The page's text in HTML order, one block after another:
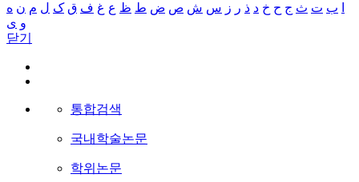
ب ت ث ج ح خ د ذ ر ز س ش ص ض ط ظ ع غ ف ق ک ل م ن ه
و ی
닫기
통합검색
국내학술논문
학위논문